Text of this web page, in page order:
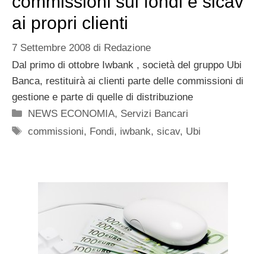
ai propri clienti
7 Settembre 2008 di Redazione
Dal primo di ottobre Iwbank , società del gruppo Ubi
Banca, restituirà ai clienti parte delle commissioni di
gestione e parte di quelle di distribuzione
Categorie
NEWS ECONOMIA, Servizi Bancari
Tag
commissioni, Fondi, iwbank,sicav, Ubi